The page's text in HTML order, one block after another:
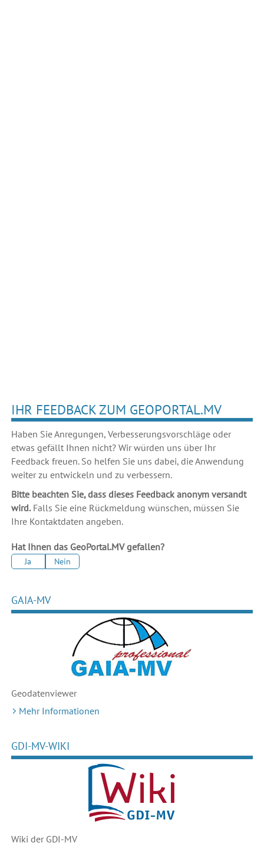
IHR FEEDBACK ZUM GEOPORTAL.MV
Haben Sie Anregungen, Verbesserungsvorschläge oder
etwas gefällt Ihnen nicht? Wir würden uns über Ihr
Feedback freuen. So helfen Sie uns dabei, die Anwendung
weiter zu entwickeln und zu verbessern.
Bitte beachten Sie, dass dieses Feedback anonym versandt
wird.Falls Sie eine Rückmeldung wünschen, müssen Sie
Ihre Kontaktdaten angeben.
Hat Ihnen das GeoPortal.MV gefallen?
Ja Nein
GAIA-MV
Geodatenviewer
Mehr Informationen
GDI-MV-WIKI
Wiki der GDI-MV